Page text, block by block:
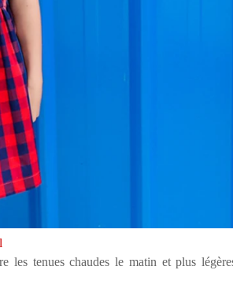
les tenues chaudes le matin et plus